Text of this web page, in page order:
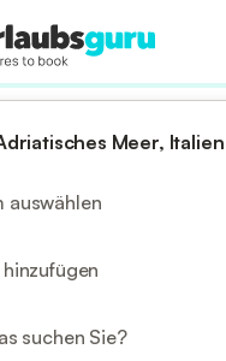
Meer, Italien
auswählen
hinzufügen
suchen Sie?